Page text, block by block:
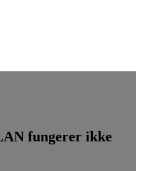
fungerer ikke